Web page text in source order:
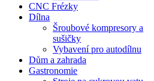
CNC Frézky
Dílna
Šroubové kompresory a
sušičky
Vybavení pro autodílnu
Dům a zahrada
Gastronomie